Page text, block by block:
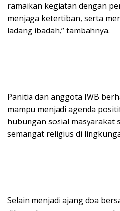
ramaikan kegiatan dengan
menjaga ketertiban, serta
ladang ibadah,” tambahnya.
Panitia dan anggota IWB
mampu menjadi agenda
hubungan sosial masyarakat
semangat religius di
Selain menjadi ajang doa